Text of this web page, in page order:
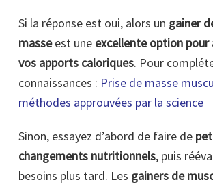
Si la réponse est oui, alors un gainer
masseest une excellente option
vos apports caloriques. Pour
connaissances : Prise de masse
méthodes approuvées par la science
Sinon, essayez d’abord de faire de
changements nutritionnels, puis
besoins plus tard. Les gainers de